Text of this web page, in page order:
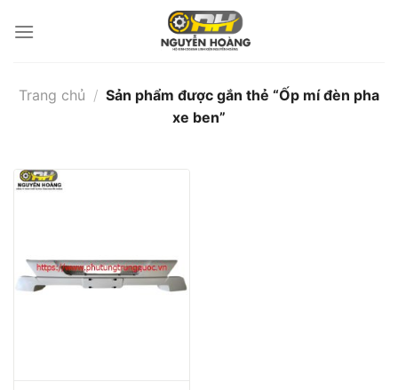
qua
Trang chủ / Sản phẩm được gắn thẻ “Ốp mí đèn pha
xe ben”